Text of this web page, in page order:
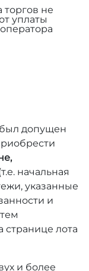
торгов не
уплаты
был допущен
начальная
указанные
и
лота
и более